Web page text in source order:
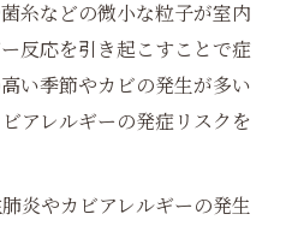
糸などの微小な粒子が室内
反応を引き起こすことで症
い季節やカビの発生が多い
アレルギーの発症リスクを
炎やカビアレルギーの発生